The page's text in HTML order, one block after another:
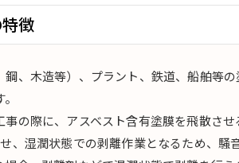
スシリーズ
徴
、木造等）、プラント、鉄道、船舶等
の際に、アスベスト含有塗膜を飛散さ
、湿潤状態での剥離作業となるため、